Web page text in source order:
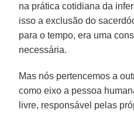
na prática cotidiana da
isso a exclusão do
para o tempo, era uma
necessária.
Mas nós pertencemos a
como eixo a pessoa
livre, responsável pelas